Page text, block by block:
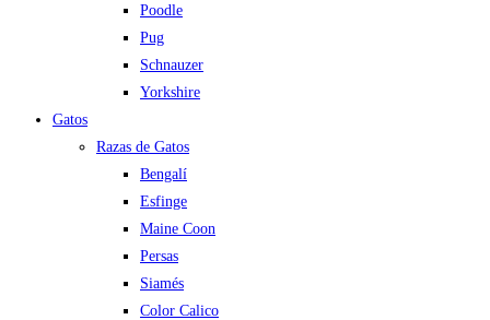
Poodle
Pug
Schnauzer
Yorkshire
Gatos
Razas de Gatos
Bengalí
Esfinge
Maine Coon
Persas
Siamés
Color Calico